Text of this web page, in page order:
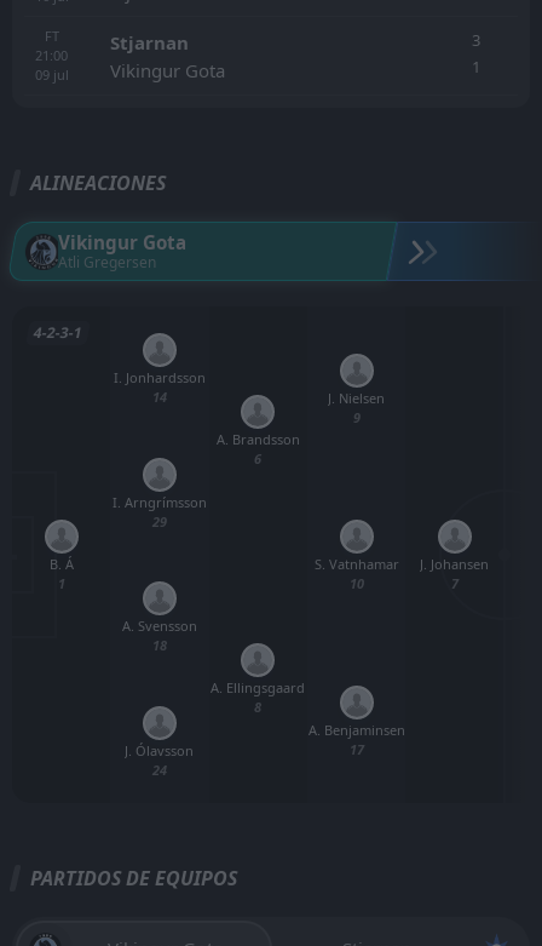
FT
21:00
09 jul
Stjarnan
Vikingur Gota
3
1
ALINEACIONES
Vikingur Gota
Atli Gregersen
4-2-3-1
B. Á
1
J. Ólavsson
24
A. Svensson
18
I. Arngrímsson
29
I. Jonhardsson
14
A. Ellingsgaard
8
A. Brandsson
6
A. Benjaminsen
17
S. Vatnhamar
10
J. Nielsen
9
J. Johansen
7
PARTIDOS DE EQUIPOS